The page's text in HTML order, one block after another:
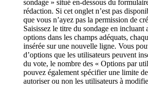
sondage » situé en-dessous du
rédaction. Si cet onglet n’est pas
que vous n’ayez pas la permission de
Saisissez le titre du sondage en incluant
options dans les champs adéquats,
insérée sur une nouvelle ligne. Vous
d’options que les utilisateurs peuvent
du vote, le nombre des « Options par
pouvez également spécifier une limite
autoriser ou non les utilisateurs à